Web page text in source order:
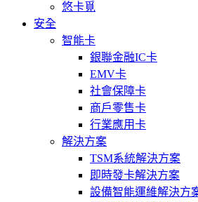
悠卡覓
安全
智能卡
銀聯金融IC卡
EMV卡
社會保障卡
商戶零售卡
行業應用卡
解決方案
TSM系統解決方案
即時發卡解決方案
設備智能運維解決方